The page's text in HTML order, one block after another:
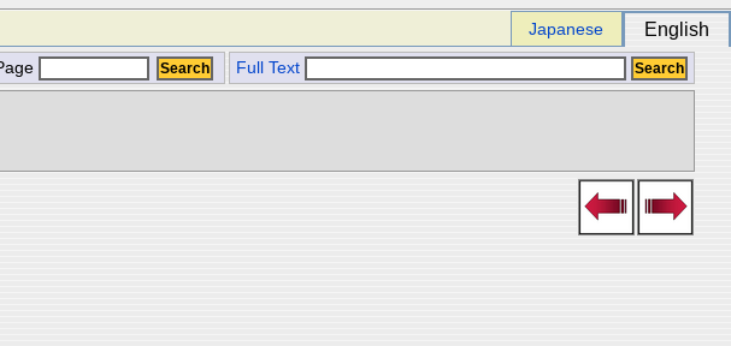
Japanese English
Full Text